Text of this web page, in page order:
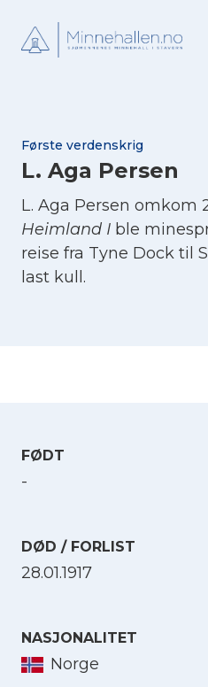
Første verdenskrig
L. Aga Persen
L. Aga Persen omkom
Heimland I ble
reise fra Tyne Dock til
last kull.
FØDT
-
DØD / FORLIST
28.01.1917
NASJONALITET
Norge